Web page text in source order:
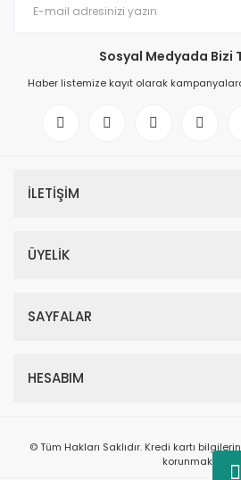
Sosyal Medyada Bizi
Haber listemize kayıt olarak
İLETİŞİM
ÜYELİK
SAYFALAR
HESABIM
© Tüm Hakları Saklıdır. Kredi kartı
korunmaktadır.